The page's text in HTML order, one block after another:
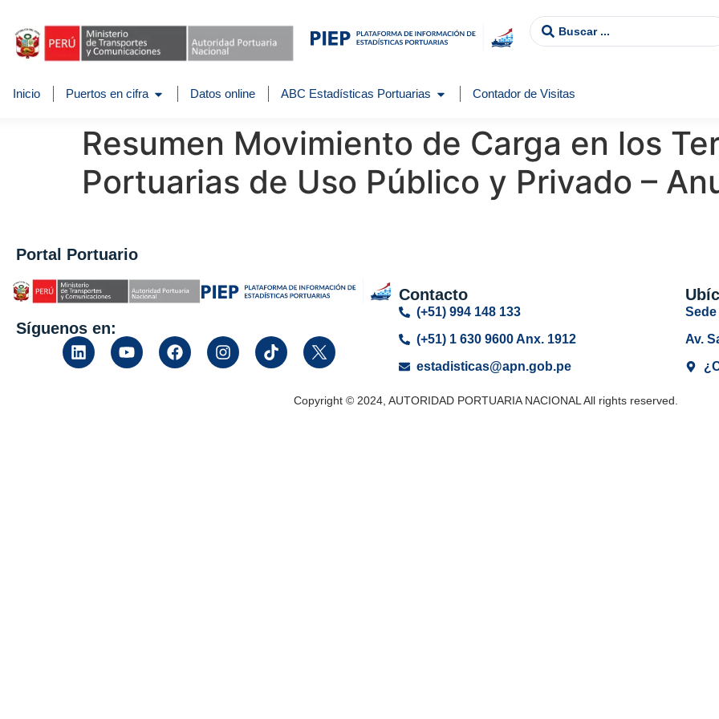
Inicio Puertos en cifra Datos online ABC Estadísticas Portuarias Contador de Visitas
Resumen Movimiento de Carga en los
Portuarias de Uso Público y Privado –
Portal Portuario
Síguenos en:
Contacto
(+51) 994 148 133
(+51) 1 630 9600 Anx. 1912
estadisticas@apn.gob.pe
Av.
Copyright © 2024, AUTORIDAD PORTUARIA NACIONAL All rights reserved.